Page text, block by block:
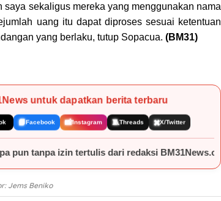
saya sekaligus mereka yang menggunakan nama
uang itu dapat diproses sesuai ketentuan
yang berlaku, tutup Sopacua. (BM31)
untuk dapatkan berita terbaru
📘Facebook 📸Instagram 🧵Threads ✖️X/Twitter
tertulis dari redaksi BM31News.com.
Jems Beniko